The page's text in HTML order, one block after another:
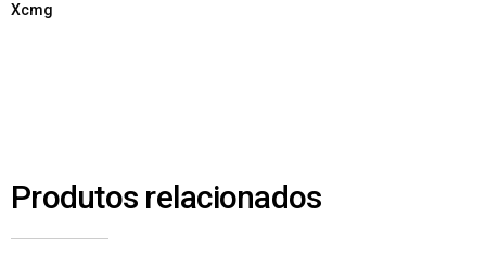
Xcmg
Produtos relacionados